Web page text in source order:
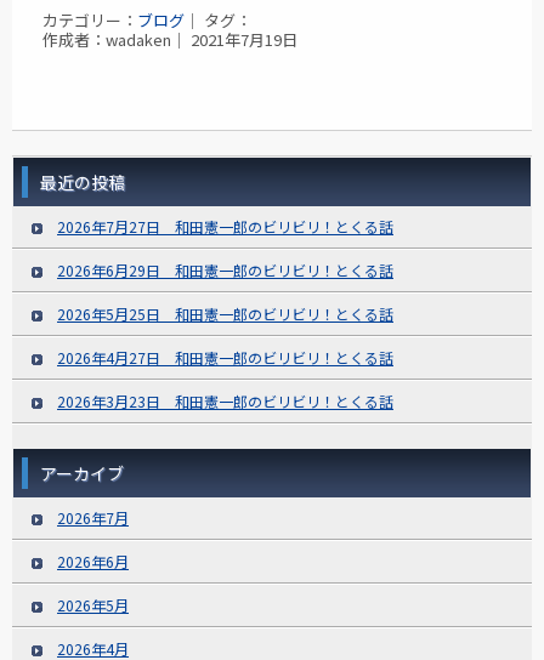
カテゴリー： ブログ ｜ タグ：
作成者：wadaken｜ 2021年7月19日
最近の投稿
2026年7月27日 和田憲一郎のビリビリ！とくる話
2026年6月29日 和田憲一郎のビリビリ！とくる話
2026年5月25日 和田憲一郎のビリビリ！とくる話
2026年4月27日 和田憲一郎のビリビリ！とくる話
2026年3月23日 和田憲一郎のビリビリ！とくる話
アーカイブ
2026年7月
2026年6月
2026年5月
2026年4月